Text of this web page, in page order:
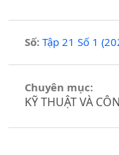
Số: Tập 21 Số 1
Chuyên mục:
KỸ THUẬT VÀ